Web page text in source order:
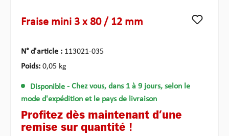
Fraise mini 3 x 80 / 12 mm
N° d'article : 113021-035
Poids: 0,05 kg
Disponible - Chez vous, dans 1 à 9 jours, selon le
mode d'expédition et le pays de livraison
Profitez dès maintenant d’une
remise sur quantité !